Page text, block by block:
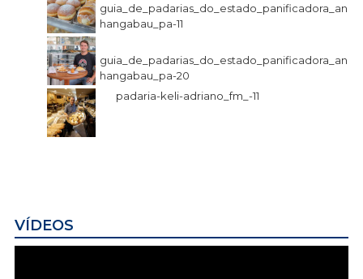
guia_de_padarias_do_estado_panificadora_an
hangabau_pa-11
guia_de_padarias_do_estado_panificadora_an
hangabau_pa-20
padaria-keli-adriano_fm_-11
VÍDEOS